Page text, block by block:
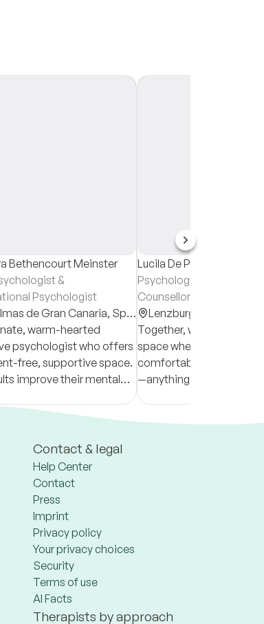
Bethencourt Meinster
&
Psychologist
de Gran Canaria, Spain
warm-hearted
psychologist who offers
free, supportive space.
improve their mental
with themselves,
personalised tools to live
Lucila De Picciotto
Psychological Counsellor
Counsellor
Lenzburg,
Together, we can create
space where you feel
comfortable talking
—anything you want to
including your deepest,
Contact & legal
Help Center
Contact
Press
Imprint
Privacy policy
Your privacy choices
Security
Terms of use
AI Facts
Therapists by approach